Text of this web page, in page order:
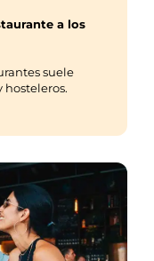
a los
suele
hosteleros.